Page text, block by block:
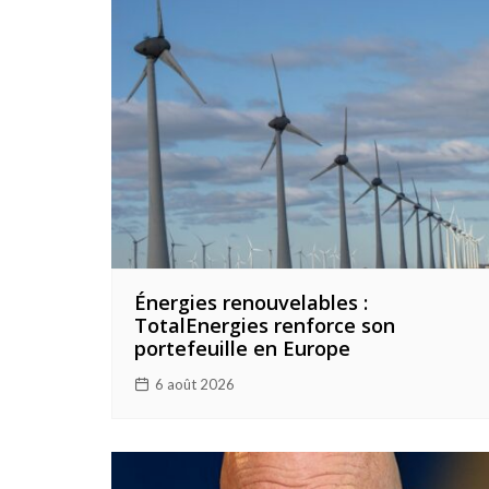
Énergies renouvelables :
TotalEnergies renforce son
portefeuille en Europe
6 août 2026